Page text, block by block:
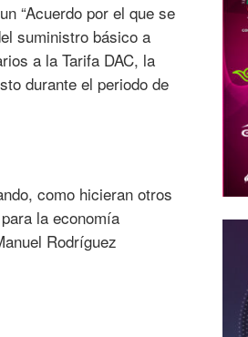
“Acuerdo por el que se
suministro básico a
a la Tarifa DAC, la
durante el periodo de
como hicieran otros
la economía
Rodríguez